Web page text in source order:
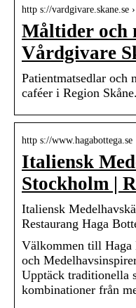
http s://vardgivare.skane.se
Måltider och
Vårdgivare
Patientmatsedlar och
caféer i Region Skåne.
http s://www.hagabottega.se
Italiensk
Stockholm |
Italiensk
Restaurang Haga
Välkommen till Haga
och
Upptäck traditionella
kombinationer från